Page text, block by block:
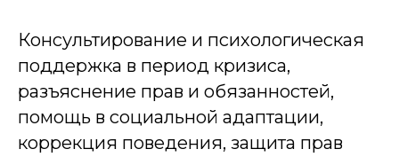
Консультирование и психологическая
поддержка в период кризиса,
разъяснение прав и обязанностей,
помощь в социальной адаптации,
коррекция поведения, защита прав